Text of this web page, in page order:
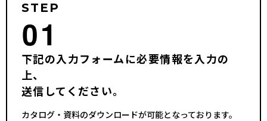
STEP
01
下記の入力フォームに必要情報を入力の
上、
送信してください。
カタログ・資料のダウンロードが可能となっております。